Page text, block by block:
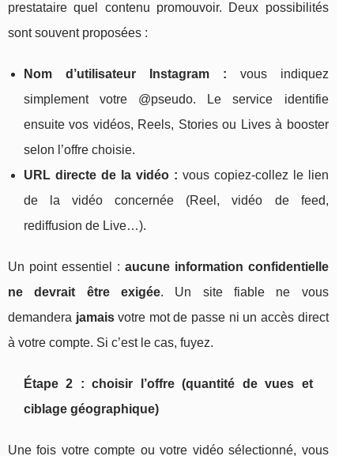
prestataire quel contenu promouvoir. Deux possibilités
sont souvent proposées :
Nom d’utilisateur Instagram : vous indiquez
simplement votre @pseudo. Le service identifie
ensuite vos vidéos, Reels, Stories ou Lives à booster
selon l’offre choisie.
URL directe de la vidéo : vous copiez-collez le lien
de la vidéo concernée (Reel, vidéo de feed,
rediffusion de Live…).
Un point essentiel : aucune information confidentielle
ne devrait être exigée. Un site fiable ne vous
demandera jamaisvotre mot de passe ni un accès direct
à votre compte. Si c’est le cas, fuyez.
Étape 2 : choisir l’offre (quantité de vues et
ciblage géographique)
Une fois votre compte ou votre vidéo sélectionné, vous